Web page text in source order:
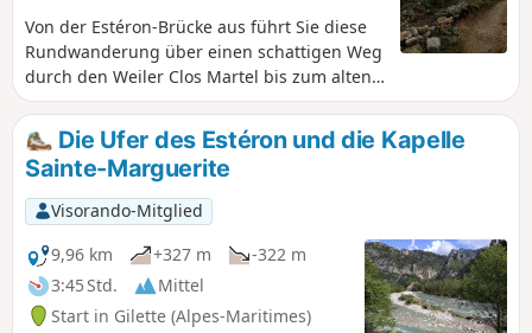
Von der Estéron-Brücke aus führt Sie diese
Rundwanderung über einen schattigen Weg
durch den Weiler Clos Martel bis zum alten
Dorf Bouyon. Der Rückweg führt entlang des
Estéron, teilweise auf einem auskragenden
Weg, und endet schließlich an der Route de
la Grave.
Die Ufer des Estéron und die Kapelle
Sainte-Marguerite
Visorando-Mitglied
9,96 km
+327 m
-322 m
3:45 Std.
Mittel
Start in Gilette (Alpes-Maritimes)